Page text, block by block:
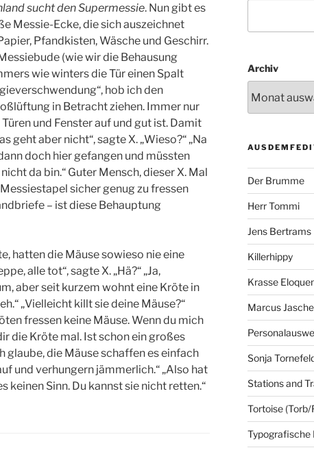
sucht den Supermessie. Nun gibt es
Messie-Ecke, die sich auszeichnet
Pfandkisten, Wäsche und Geschirr.
(wie wir die Behausung
wie winters die Tür einen Spalt
hob ich den
in Betracht ziehen. Immer nur
und Fenster auf und gut ist. Damit
geht aber nicht“, sagte X. „Wieso?“ „Na
doch hier gefangen und müssten
da bin.“ Guter Mensch, dieser X. Mal
sicher genug zu fressen
– ist diese Behauptung
hatten die Mäuse sowieso nie eine
alle tot“, sagte X. „Hä?“ „Ja,
aber seit kurzem wohnt eine Kröte in
„Vielleicht killt sie deine Mäuse?“
fressen keine Mäuse. Wenn du mich
die Kröte mal. Ist schon ein großes
glaube, die Mäuse schaffen es einfach
und verhungern jämmerlich.“ „Also hat
keinen Sinn. Du kannst sie nicht retten.“
Archiv
Der Brumme
Herr Tommi
Jens Bertrams
Killerhippy
Krasse
Marcus
Sonja
Stations and
Tortoise (Torb/
Typografische